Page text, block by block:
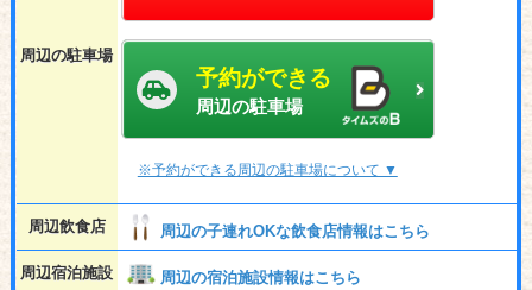
周辺の駐車場
予約ができる
周辺の駐車場
※予約ができる周辺の駐車場について ▼
周辺飲食店 周辺の子連れOKな飲食店情報はこちら
周辺宿泊施設
周辺の宿泊施設情報はこちら